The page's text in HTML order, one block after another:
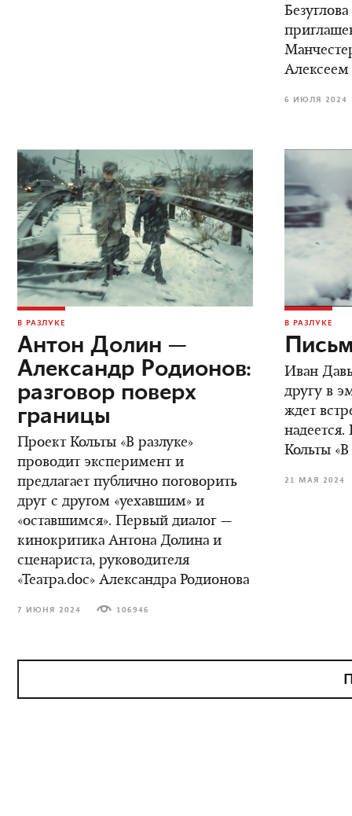
6 ИЮЛЯ 2024
В РАЗЛУКЕ
Антон Долин —
Александр Родионов:
разговор поверх
границы
Проект Кольты «В разлуке»
проводит эксперимент и
предлагает публично поговорить
друг с другом «уехавшим» и
«оставшимся». Первый диалог —
кинокритика Антона Долина и
сценариста, руководителя
«Театра.doc» Александра Родионова
7 ИЮНЯ 2024 106946
В РАЗЛУКЕ
Иван
другу в
ждет
надеется.
Кольты «В
21 МАЯ 2024